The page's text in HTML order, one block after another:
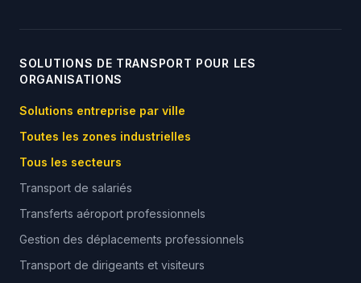
SOLUTIONS DE TRANSPORT POUR LES
ORGANISATIONS
Solutions entreprise par ville
Toutes les zones industrielles
Tous les secteurs
Transport de salariés
Transferts aéroport professionnels
Gestion des déplacements professionnels
Transport de dirigeants et visiteurs